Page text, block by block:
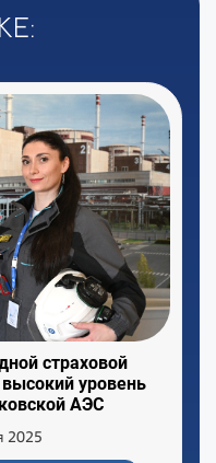
страховой
уровень
АЭС
2025